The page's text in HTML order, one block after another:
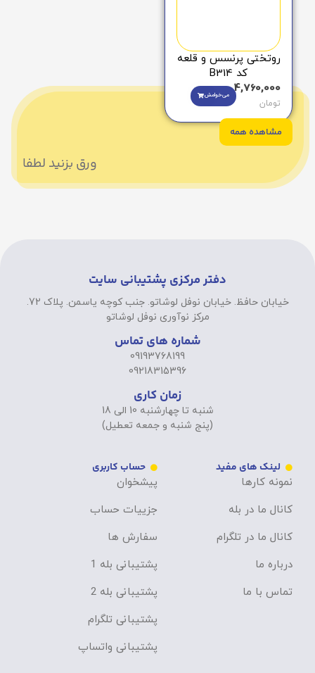
روتختی پرنسس و قلعه
کد B314
4,760,000
تومان
می‌خوامش
مشاهده همه
ورق بزنید لطفا
دفتر مرکزی پشتیبانی سایت
خیابان حافظ. خیابان نوفل لوشاتو. جنب کوچه یاسمن. پلاک 72.
مرکز نوآوری نوفل لوشاتو
شماره های تماس
09193768199
09218315396
زمان کاری
شنبه تا چهارشنبه 10 الی 18
(پنج شنبه و جمعه تعطیل)
لینک های مفید
نمونه کارها
کانال ما در بله
کانال ما در تلگرام
درباره ما
تماس با ما
حساب کاربری
پیشخوان
جزییات حساب
سفارش ها
پشتیبانی بله 1
پشتیبانی بله 2
پشتیبانی تلگرام
پشتیبانی واتساپ